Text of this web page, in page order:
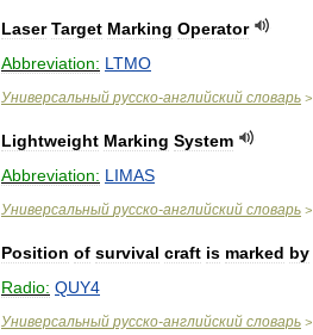
Laser Target Marking Operator
Abbreviation: LTMO
Универсальный русско-английский словарь >
Lightweight Marking System
Abbreviation: LIMAS
Универсальный русско-английский словарь >
Position of survival craft is marked by
Radio: QUY4
Универсальный русско-английский словарь >